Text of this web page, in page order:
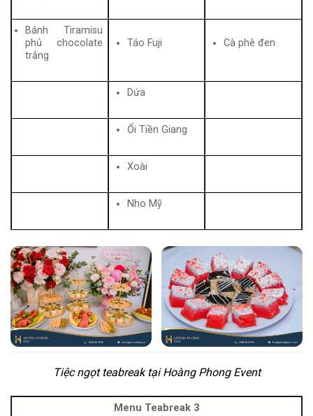
Bánh Tiramisu
phủ chocolate
trắng
Táo Fuji Cà phê đen
Dứa
Ổi Tiền Giang
Xoài
Nho Mỹ
Tiệc ngọt teabreak tại Hoàng Phong Event
Menu Teabreak 3